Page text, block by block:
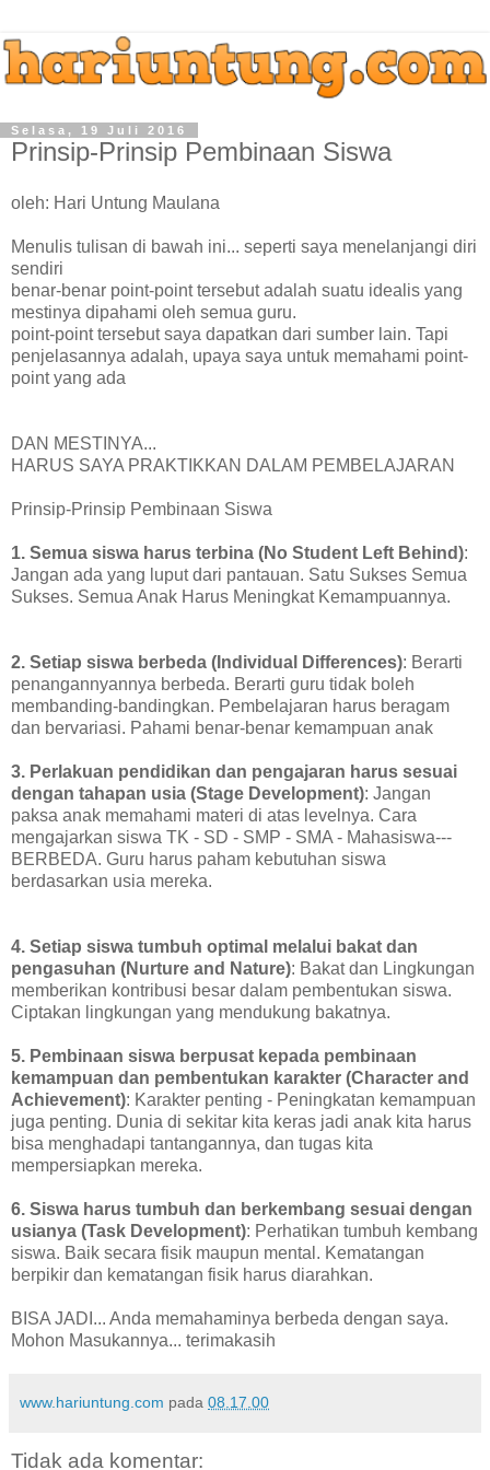
Selasa, 19 Juli 2016
Prinsip-Prinsip Pembinaan Siswa
oleh: Hari Untung Maulana
Menulis tulisan di bawah ini... seperti saya menelanjangi diri
sendiri
benar-benar point-point tersebut adalah suatu idealis yang
mestinya dipahami oleh semua guru.
point-point tersebut saya dapatkan dari sumber lain. Tapi
penjelasannya adalah, upaya saya untuk memahami point-
point yang ada
DAN MESTINYA...
HARUS SAYA PRAKTIKKAN DALAM PEMBELAJARAN
Prinsip-Prinsip Pembinaan Siswa
1. Semua siswa harus terbina (No Student Left Behind):
Jangan ada yang luput dari pantauan. Satu Sukses Semua
Sukses. Semua Anak Harus Meningkat Kemampuannya.
2. Setiap siswa berbeda (Individual Differences): Berarti
penangannyannya berbeda. Berarti guru tidak boleh
membanding-bandingkan. Pembelajaran harus beragam
dan bervariasi. Pahami benar-benar kemampuan anak
3. Perlakuan pendidikan dan pengajaran harus sesuai
dengan tahapan usia (Stage Development): Jangan
paksa anak memahami materi di atas levelnya. Cara
mengajarkan siswa TK - SD - SMP - SMA - Mahasiswa---
BERBEDA. Guru harus paham kebutuhan siswa
berdasarkan usia mereka.
4. Setiap siswa tumbuh optimal melalui bakat dan
pengasuhan (Nurture and Nature): Bakat dan Lingkungan
memberikan kontribusi besar dalam pembentukan siswa.
Ciptakan lingkungan yang mendukung bakatnya.
5. Pembinaan siswa berpusat kepada pembinaan
kemampuan dan pembentukan karakter (Character and
Achievement): Karakter penting - Peningkatan kemampuan
juga penting. Dunia di sekitar kita keras jadi anak kita harus
bisa menghadapi tantangannya, dan tugas kita
mempersiapkan mereka.
6. Siswa harus tumbuh dan berkembang sesuai dengan
usianya (Task Development): Perhatikan tumbuh kembang
siswa. Baik secara fisik maupun mental. Kematangan
berpikir dan kematangan fisik harus diarahkan.
BISA JADI... Anda memahaminya berbeda dengan saya.
Mohon Masukannya... terimakasih
www.hariuntung.com pada 08.17.00
Tidak ada komentar: